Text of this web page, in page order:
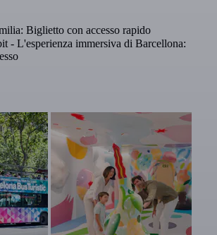
Biglietto con accesso rapido
- L'esperienza immersiva di Barcellona: